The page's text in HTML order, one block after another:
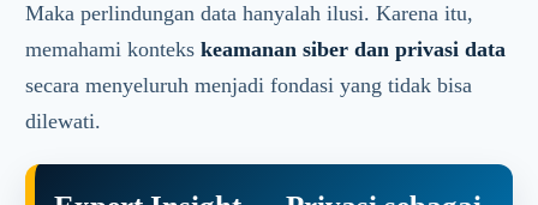
Maka perlindungan data hanyalah ilusi. Karena itu,
memahami kontekskeamanan siber dan privasi data
secara menyeluruh menjadi fondasi yang tidak bisa
dilewati.